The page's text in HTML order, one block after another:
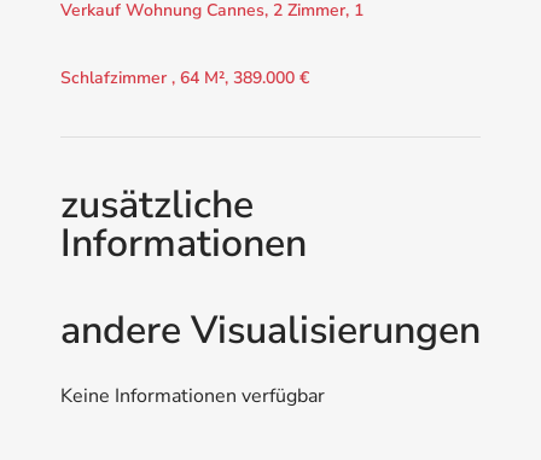
Verkauf Wohnung Cannes, 2 Zimmer, 1
Schlafzimmer , 64 M², 389.000 €
zusätzliche
Informationen
andere Visualisierungen
Keine Informationen verfügbar